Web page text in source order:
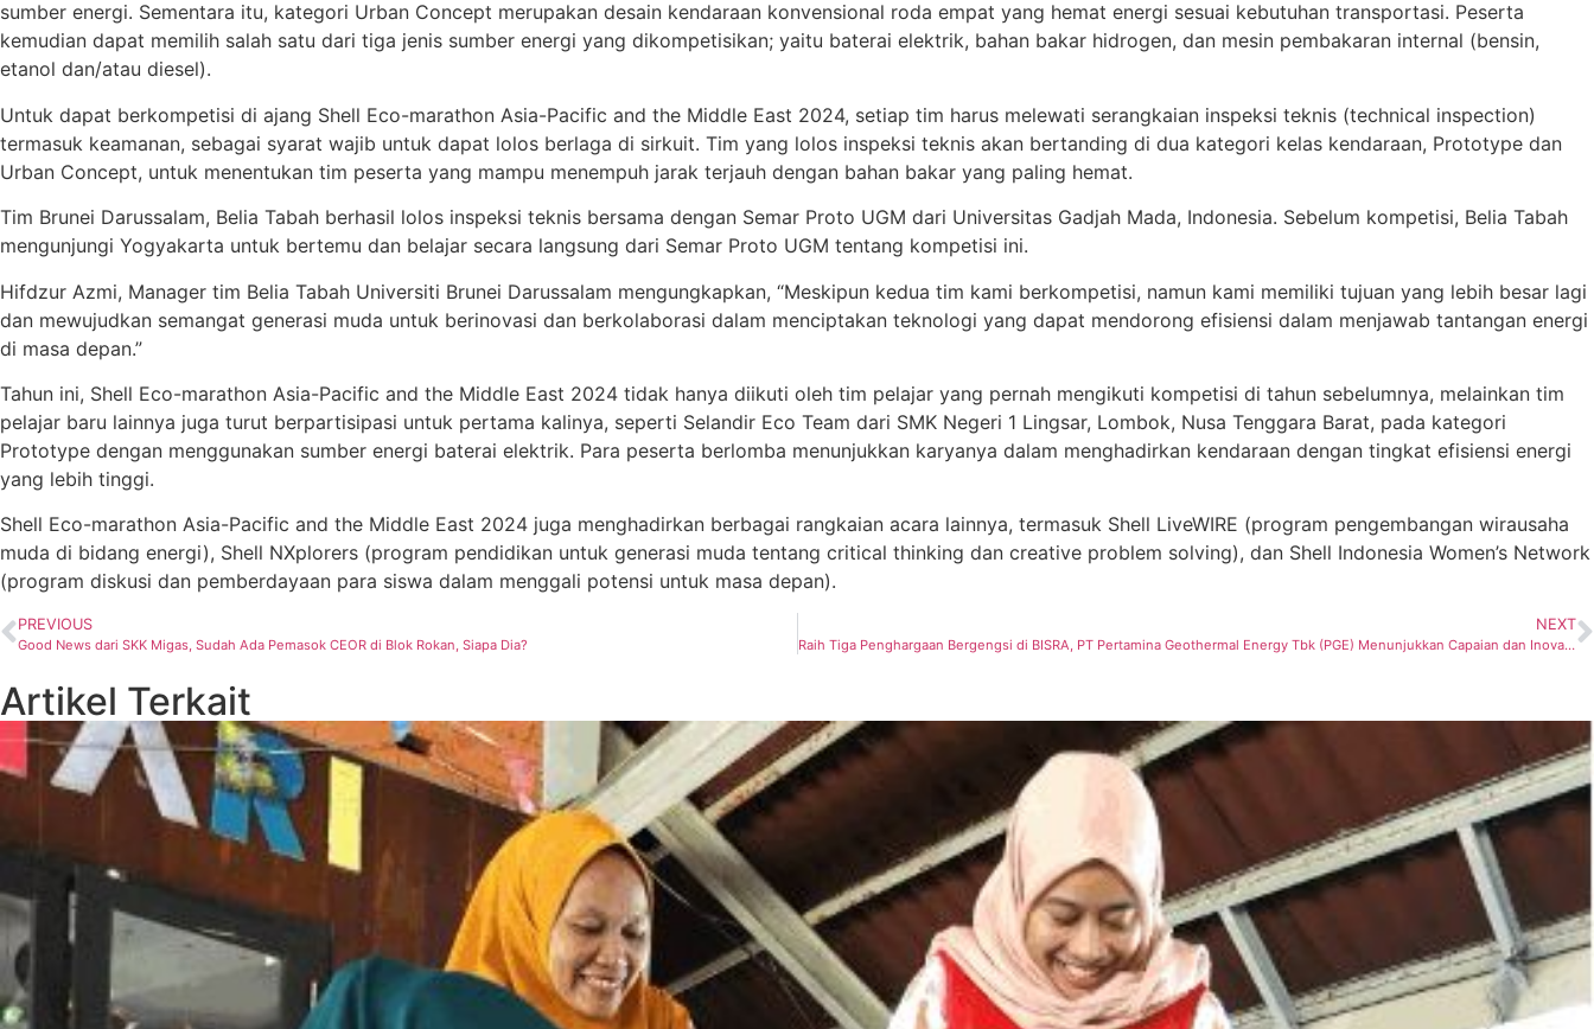
sumber energi. Sementara itu, kategori Urban Concept merupakan desain kendaraan konvensional roda empat yang hemat energi sesuai kebutuhan transportasi. Peserta
kemudian dapat memilih salah satu dari tiga jenis sumber energi yang dikompetisikan; yaitu baterai elektrik, bahan bakar hidrogen, dan mesin pembakaran internal (bensin,
etanol dan/atau diesel).
Untuk dapat berkompetisi di ajang Shell Eco-marathon Asia-Pacific and the Middle East 2024, setiap tim harus melewati serangkaian inspeksi teknis (technical inspection)
termasuk keamanan, sebagai syarat wajib untuk dapat lolos berlaga di sirkuit. Tim yang lolos inspeksi teknis akan bertanding di dua kategori kelas kendaraan, Prototype dan
Urban Concept, untuk menentukan tim peserta yang mampu menempuh jarak terjauh dengan bahan bakar yang paling hemat.
Tim Brunei Darussalam, Belia Tabah berhasil lolos inspeksi teknis bersama dengan Semar Proto UGM dari Universitas Gadjah Mada, Indonesia. Sebelum kompetisi, Belia Tabah
mengunjungi Yogyakarta untuk bertemu dan belajar secara langsung dari Semar Proto UGM tentang kompetisi ini.
Hifdzur Azmi, Manager tim Belia Tabah Universiti Brunei Darussalam mengungkapkan, “Meskipun kedua tim kami berkompetisi, namun kami memiliki tujuan yang lebih besar lagi
dan mewujudkan semangat generasi muda untuk berinovasi dan berkolaborasi dalam menciptakan teknologi yang dapat mendorong efisiensi dalam menjawab tantangan energi
di masa depan.”
Tahun ini, Shell Eco-marathon Asia-Pacific and the Middle East 2024 tidak hanya diikuti oleh tim pelajar yang pernah mengikuti kompetisi di tahun sebelumnya, melainkan tim
pelajar baru lainnya juga turut berpartisipasi untuk pertama kalinya, seperti Selandir Eco Team dari SMK Negeri 1 Lingsar, Lombok, Nusa Tenggara Barat, pada kategori
Prototype dengan menggunakan sumber energi baterai elektrik. Para peserta berlomba menunjukkan karyanya dalam menghadirkan kendaraan dengan tingkat efisiensi energi
yang lebih tinggi.
Shell Eco-marathon Asia-Pacific and the Middle East 2024 juga menghadirkan berbagai rangkaian acara lainnya, termasuk Shell LiveWIRE (program pengembangan wirausaha
muda di bidang energi), Shell NXplorers (program pendidikan untuk generasi muda tentang critical thinking dan creative problem solving), dan Shell Indonesia Women’s Network
(program diskusi dan pemberdayaan para siswa dalam menggali potensi untuk masa depan).
PREVIOUS
Good News dari SKK Migas, Sudah Ada Pemasok CEOR di Blok Rokan, Siapa Dia?
NEXT
Raih Tiga Penghargaan Bergengsi di BISRA, PT Pertamina Geothermal Energy Tbk (PGE) Menunjukkan Capaian dan Inovasi di Bidang CSR
Artikel Terkait